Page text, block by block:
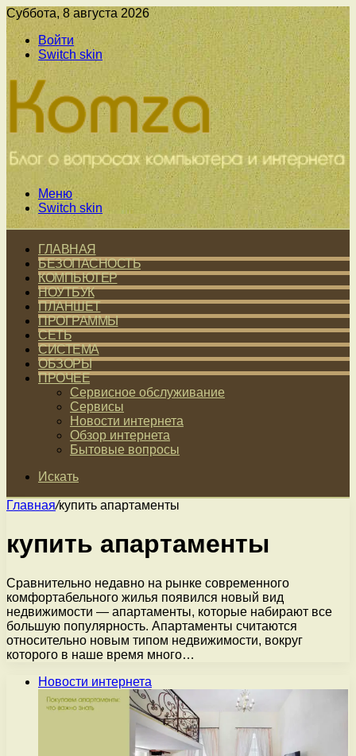
Суббота, 8 августа 2026
Войти
Switch skin
Меню
Switch skin
ГЛАВНАЯ
БЕЗОПАСНОСТЬ
КОМПЬЮТЕР
НОУТБУК
ПЛАНШЕТ
ПРОГРАММЫ
СЕТЬ
СИСТЕМА
ОБЗОРЫ
ПРОЧЕЕ
Сервисное обслуживание
Сервисы
Новости интернета
Обзор интернета
Бытовые вопросы
Искать
Главная/купить апартаменты
купить апартаменты
Сравнительно недавно на рынке современного
комфортабельного жилья появился новый вид
недвижимости — апартаменты, которые набирают все
большую популярность. Апартаменты считаются
относительно новым типом недвижимости, вокруг
которого в наше время много…
Новости интернета